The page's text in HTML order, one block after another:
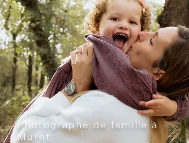
Photographe de famille à
Muret